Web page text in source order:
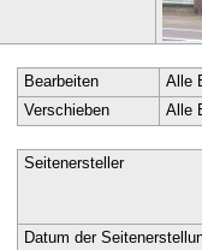
Bearbeiten
Alle
Verschieben
Alle
Seitenersteller
Datum der